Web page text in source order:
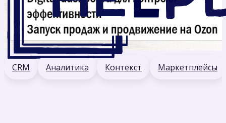
CRM Аналитика Контекст Маркетплейсы